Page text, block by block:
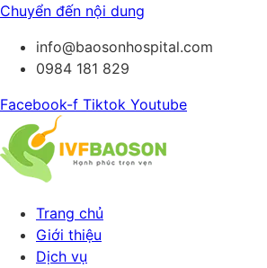
Chuyển đến nội dung
info@baosonhospital.com
0984 181 829
Facebook-f Tiktok Youtube
Trang chủ
Giới thiệu
Dịch vụ